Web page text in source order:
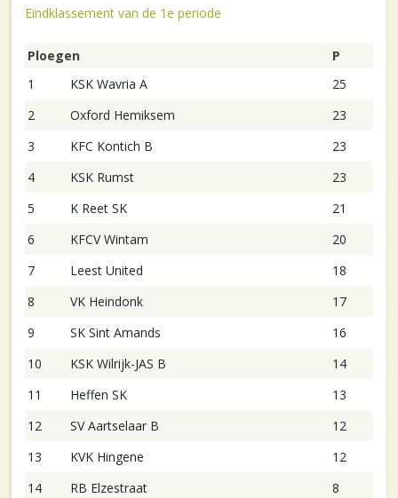
Eindklassement van de 1e periode
Ploegen
P
1
KSK Wavria A
25
2
Oxford Hemiksem
23
3
KFC Kontich B
23
4
KSK Rumst
23
5
K Reet SK
21
6
KFCV Wintam
20
7
Leest United
18
8
VK Heindonk
17
9
SK Sint Amands
16
10
KSK Wilrijk-JAS B
14
11
Heffen SK
13
12
SV Aartselaar B
12
13
KVK Hingene
12
14
RB Elzestraat
8